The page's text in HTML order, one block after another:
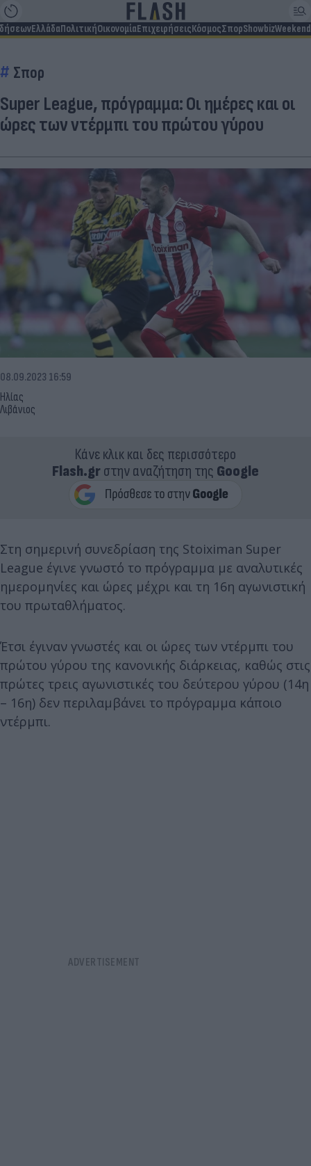
ΕλλάδαΠολιτικήΟικονομίαΕπιχειρήσειςΚόσμοςΣπορShowbizWeekend
Σπορ
Super League, πρόγραμμα: Οι ημέρες και οι
ώρες των ντέρμπι του πρώτου γύρου
Ηλίας
Λιβάνιος
08.09.2023 16:59
Κάνε κλικ και δες περισσότερο
Flash.grστην αναζήτηση της Google
Στη σημερινή συνεδρίαση της Stoiximan Super
League έγινε γνωστό το πρόγραμμα με αναλυτικές
ημερομηνίες και ώρες μέχρι και τη 16η αγωνιστική
του πρωταθλήματος.
Έτσι έγιναν γνωστές και οι ώρες των ντέρμπι του
πρώτου γύρου της κανονικής διάρκειας, καθώς στις
πρώτες τρεις αγωνιστικές του δεύτερου γύρου (14η
– 16η) δεν περιλαμβάνει το πρόγραμμα κάποιο
ντέρμπι.